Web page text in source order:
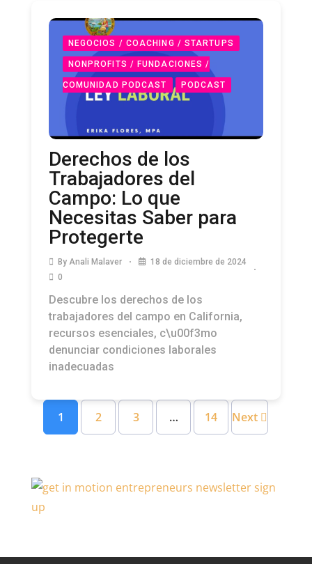
NEGOCIOS / COACHING / STARTUPS
NONPROFITS / FUNDACIONES /
COMUNIDAD PODCAST PODCAST
Derechos de los
Trabajadores del
Campo: Lo que
Necesitas Saber para
Protegerte
By
Descubre los derechos de los
trabajadores del campo en California,
recursos esenciales, c\u00f3mo
denunciar condiciones laborales
2 3 … 14 Next